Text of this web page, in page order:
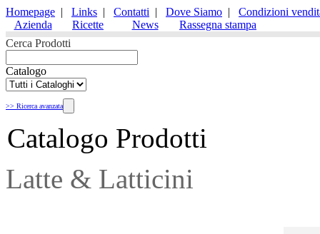
Homepage | Links | Contatti | Dove Siamo | Condizioni
Azienda
Ricette News
Rassegna stampa
Cerca Prodotti
Catalogo
>> Ricerca avanzata
Catalogo Prodotti
Latte & Latticini